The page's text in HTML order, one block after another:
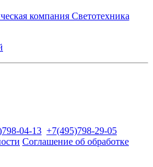
04-13 +7(495)798-29-05
Соглашение об обработке